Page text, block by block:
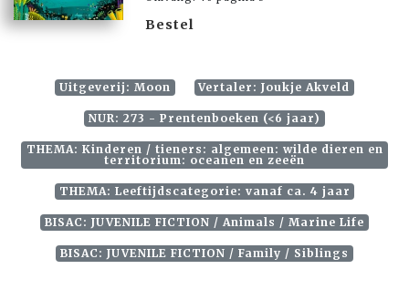
Bestel
Uitgeverij: Moon Vertaler: Joukje Akveld
NUR: 273 - Prentenboeken (<6 jaar)
THEMA: Kinderen / tieners: algemeen: wilde dieren en
territorium: oceanen en zeeën
THEMA: Leeftijdscategorie: vanaf ca. 4 jaar
BISAC: JUVENILE FICTION / Animals / Marine Life
BISAC: JUVENILE FICTION / Family / Siblings